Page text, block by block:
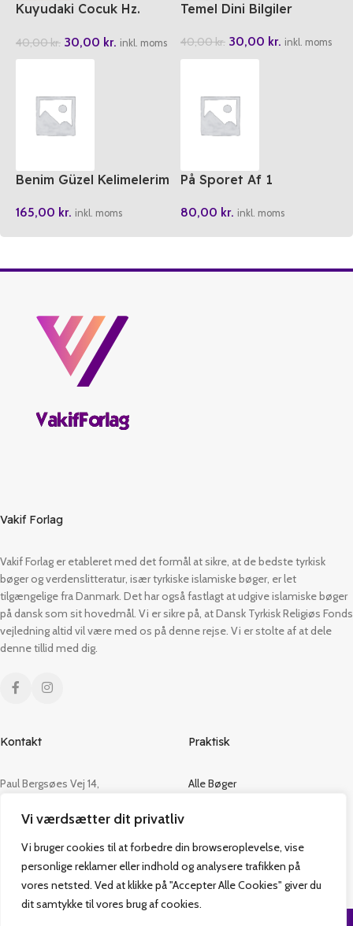
Vi værdsætter dit privatliv
Vi bruger cookies til at forbedre din browseroplevelse, vise
personlige reklamer eller indhold og analysere trafikken på
vores netsted. Ved at klikke på "Accepter Alle Cookies" giver du
dit samtykke til vores brug af cookies.
Kuyudaki Cocuk Hz.
40,00kr. 30,00 kr. inkl. moms
Temel Dini Bilgiler
40,00kr. 30,00 kr. inkl. moms
Benim Güzel Kelimelerim
165,00 kr. inkl. moms
På Sporet Af 1
80,00 kr. inkl. moms
Vakif Forlag
Vakif Forlag er etableret med det formål at sikre, at de bedste tyrkisk
bøger og verdenslitteratur, især tyrkiske islamiske bøger, er let
tilgængelige fra Danmark. Det har også fastlagt at udgive islamiske bøger
på dansk som sit hovedmål. Vi er sikre på, at Dansk Tyrkisk Religiøs Fonds
vejledning altid vil være med os på denne rejse. Vi er stolte af at dele
denne tillid med dig.
Kontakt
Paul Bergsøes Vej 14,
CVR: 42813915
admin@vakifforlag.dk
+45 26 24 2354
Praktisk
Alle Bøger
Kontakt